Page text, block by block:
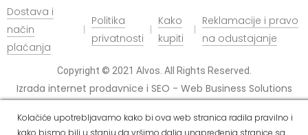
Copyright © 2021 Alvos. All Rights Reserved.
Izrada internet prodavnice i SEO - Web Business Solutions
Dostava i
način
plaćanja
Politika
privatnosti
Kako
kupiti
Reklamacije i pravo
na odustajanje
Kolačiće upotrebljavamo kako bi ova web stranica radila pravilno i
kako bismo bili u stanju da vršimo dalja unapređenja stranice sa